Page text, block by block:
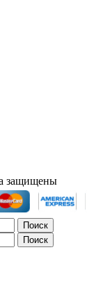
защищены
Поиск
Поиск